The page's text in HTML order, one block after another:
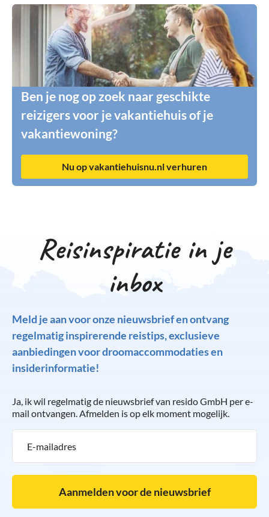
Ben je nog op zoek naar geschikte
reizigers voor je vakantiehuis of je
vakantiewoning?
Nu op vakantiehuisnu.nl verhuren
Reisinspiratie in je
inbox
Meld je aan voor onze nieuwsbrief en ontvang
regelmatig inspirerende reistips, exclusieve
aanbiedingen voor droomaccommodaties en
insiderinformatie!
Ja, ik wil regelmatig de nieuwsbrief van resido GmbH per e-
mail ontvangen. Afmelden is op elk moment mogelijk.
Aanmelden voor de nieuwsbrief